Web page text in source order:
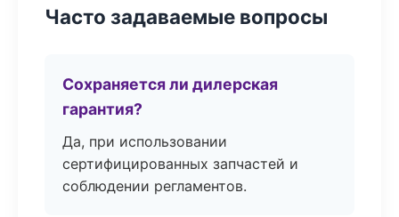
Часто задаваемые вопросы
Сохраняется ли дилерская
гарантия?
Да, при использовании
сертифицированных запчастей и
соблюдении регламентов.